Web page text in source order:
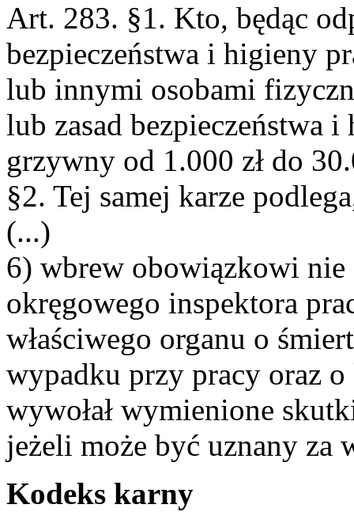
Art. 283. §1. Kto, będąc
bezpieczeństwa i higieny
lub innymi osobami
lub zasad bezpieczeństwa
grzywny od 1.000 zł do
§2. Tej samej karze
(...)
6) wbrew obowiązkowi nie
okręgowego inspektora
właściwego organu o
wypadku przy pracy oraz
wywołał wymienione
jeżeli może być uznany za
Kodeks karny